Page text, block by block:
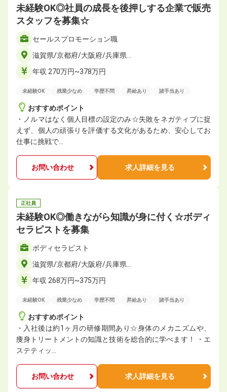
未経験OK◎社員の成長を後押しする企業で販売
スタッフを募集☆
セールスプロモーション職
滋賀県/京都府/大阪府/兵庫県…
年収 270万円~378万円
未経験OK 残業少なめ 学歴不問 昇給あり 諸手当あり
おすすめポイント
・ノルマはなく個人目標の設定のみ☆失敗をネガティブに捉
えず、個人の頑張りを評価する文化があるため、安心してお
仕事に挑戦で…
お問い合わせ 求人詳細を見る
正社員
未経験OK◎働きながら知識が身に付く☆ボディ
セラピストを募集
ボディセラピスト
滋賀県/京都府/大阪府/兵庫県…
年収 268万円~375万円
未経験OK 残業少なめ 学歴不問 昇給あり 諸手当あり
おすすめポイント
・入社後は約1ヶ月の研修期間あり☆身体のメカニズムや、
痩身トリートメントの知識と技術を総合的に学べます！ ・エ
ステティッ…
お問い合わせ 求人詳細を見る